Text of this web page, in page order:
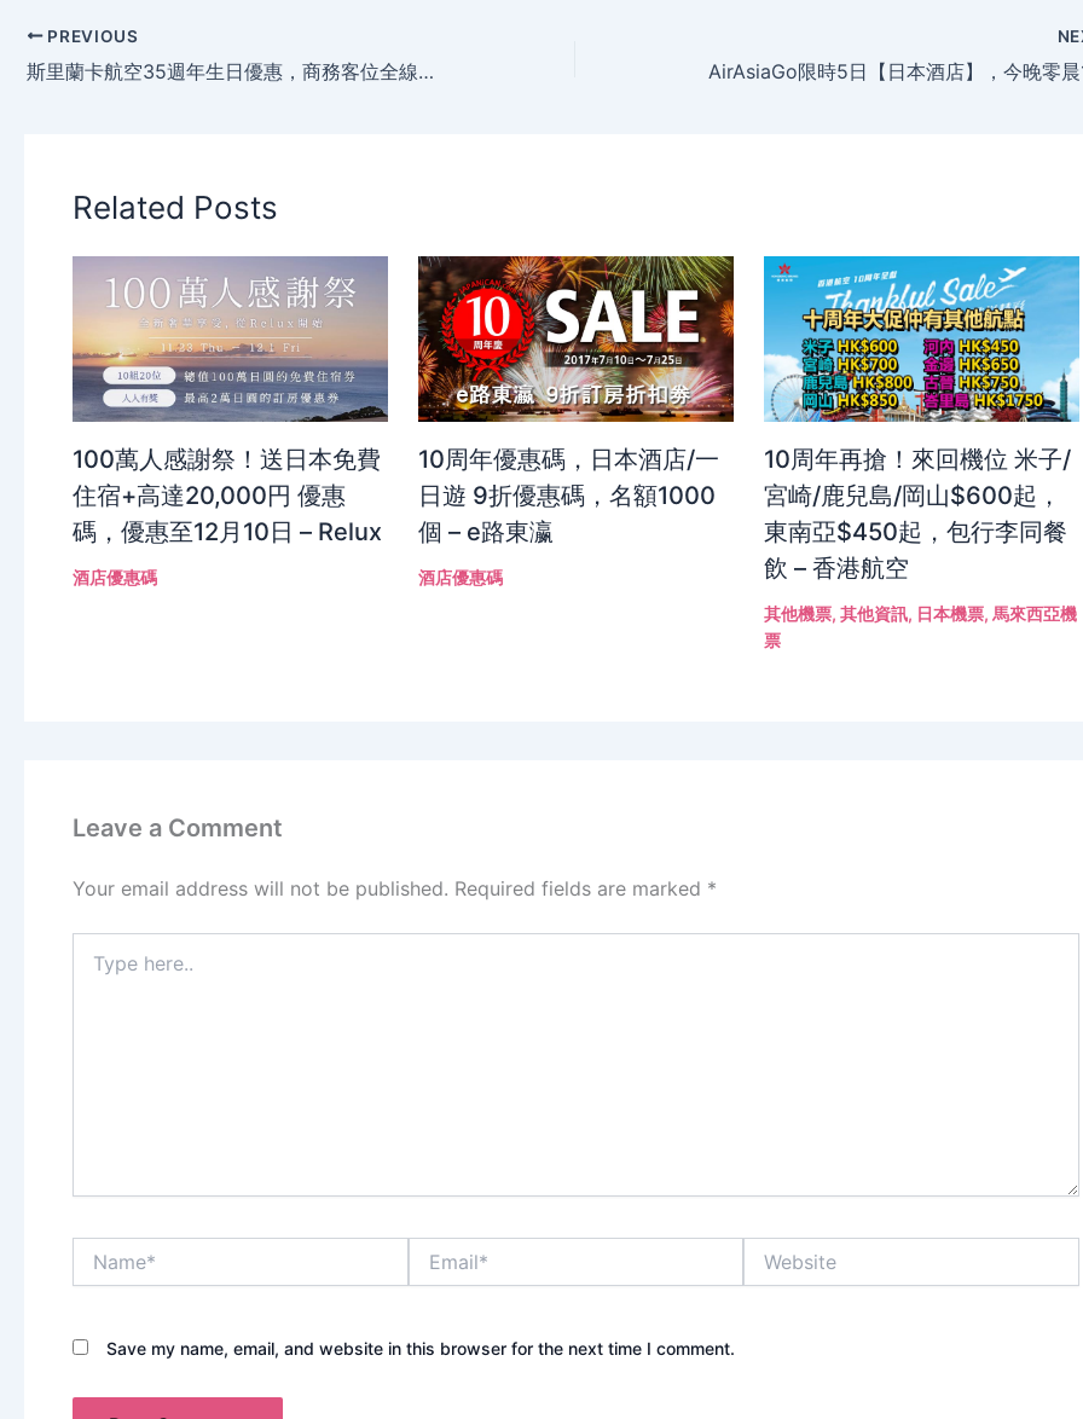
PREVIOUS
斯里蘭卡航空35週年生日優惠，商務客位全線65折，經濟客位全線8折，只限24小 時！
Related Posts
100萬人感謝祭！送日本免費
住宿+高達20,000円 優惠
碼，優惠至12月10日 – Relux
酒店優惠碼
10周年優惠碼，日本酒店/一
日遊 9折優惠碼，名額1000
個 – e路東瀛
酒店優惠碼
10周年再搶！來回機位 米子/
宮崎/鹿兒島/岡山$600起，
東南亞$450起，包行李同餐
飲 – 香港航空
其他機票, 其他資訊, 日本機票, 馬來西亞機
票
Leave a Comment
Your email address will not be published. Required fields are marked *
here..
Save my name, email, and website in this browser for the next time I comment.